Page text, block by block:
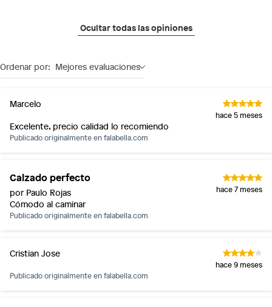
Ocultar todas las opiniones
Ordenar por: Mejores evaluaciones
Marcelo
hace 5 meses
Excelente, precio calidad lo recomiendo
Publicado originalmente enfalabella.com
Calzado perfecto
por Paulo Rojas hace 7 meses
Cómodo al caminar
Publicado originalmente enfalabella.com
Cristian Jose
hace 9 meses
Publicado originalmente enfalabella.com